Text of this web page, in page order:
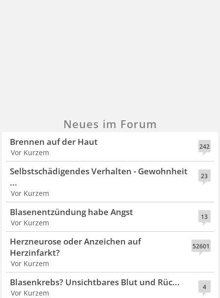
Neues im Forum
242
Brennen auf der Haut
Vor Kurzem
23
Selbstschädigendes Verhalten - Gewohnheit
...
Vor Kurzem
13
Blasenentzündung habe Angst
Vor Kurzem
52601
Herzneurose oder Anzeichen auf
Herzinfarkt?
Vor Kurzem
4
Blasenkrebs? Unsichtbares Blut und Rüc...
Vor Kurzem